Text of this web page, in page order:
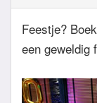
Feestje?
een geweldig